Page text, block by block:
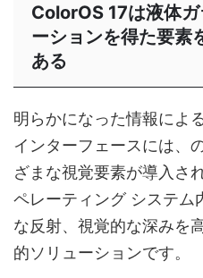
ColorOS 17は液体
ーションを得た要素
ある
明らかになった情報によ
インターフェースには、
ざまな視覚要素が導入さ
ペレーティング システム
な反射、視覚的な深みを
的ソリューションです。